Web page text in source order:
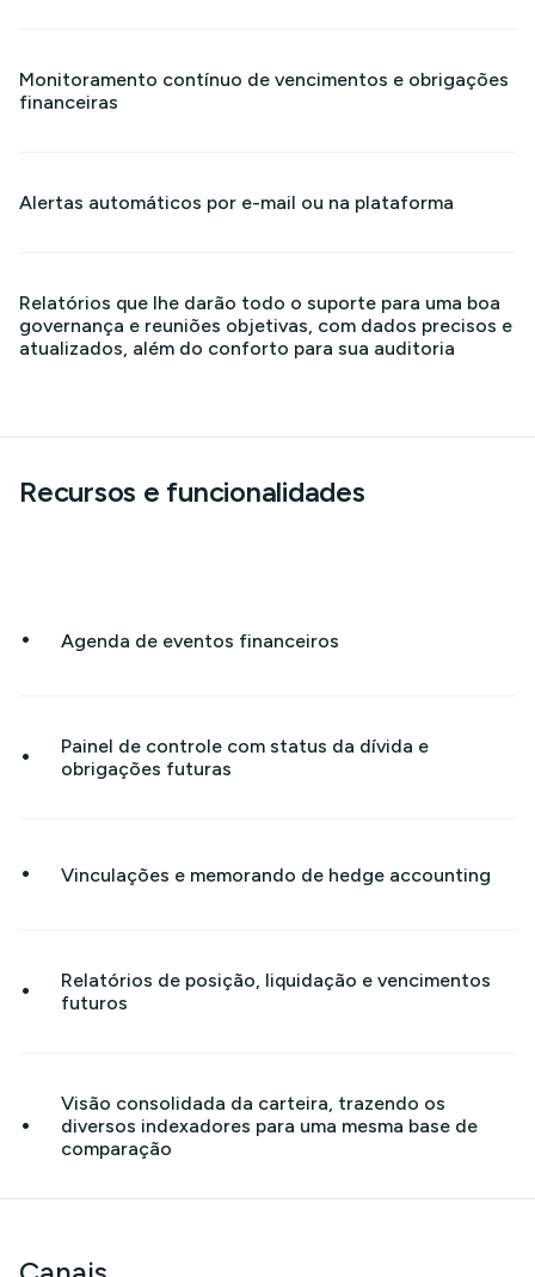
Monitoramento contínuo de vencimentos e obrigações
financeiras
Alertas automáticos por e-mail ou na plataforma
Relatórios que lhe darão todo o suporte para uma boa
governança e reuniões objetivas, com dados precisos e
atualizados, além do conforto para sua auditoria
Recursos e funcionalidades
• Agenda de eventos financeiros
•
Painel de controle com status da dívida e
obrigações futuras
• Vinculações e memorando de hedge accounting
•
Relatórios de posição, liquidação e vencimentos
futuros
•
Visão consolidada da carteira, trazendo os
diversos indexadores para uma mesma base de
comparação